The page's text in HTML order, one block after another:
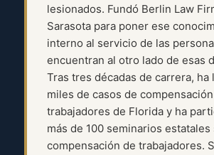
lesionados. Fundó Berlin Law
Sarasota para poner ese
interno al servicio de las
encuentran al otro lado de esas
Tras tres décadas de carrera, ha
miles de casos de
trabajadores de Florida y ha
más de 100 seminarios estatales
compensación de trabajadores.